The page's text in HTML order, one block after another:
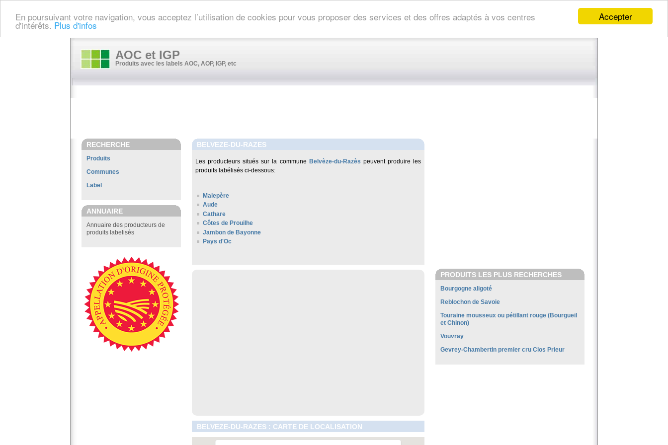
Accepter
En poursuivant votre navigation, vous acceptez l’utilisation de cookies pour vous proposer des services et des offres adaptés à vos centres
d'intérêts. Plus d'infos
AOC et IGP
Produits avec les labels AOC, AOP, IGP, etc
RECHERCHE
Produits
Communes
Label
ANNUAIRE
Annuaire des producteurs de
produits labelisés
BELVEZE-DU-RAZES
Les producteurs situés sur la commune Belvèze-du-Razès peuvent produire les
produits labélisés ci-dessous:
Malepère
Aude
Cathare
Côtes de Prouilhe
Jambon de Bayonne
Pays d'Oc
BELVEZE-DU-RAZES : CARTE DE LOCALISATION
PRODUITS LES PLUS RECHERCHES
Bourgogne aligoté
Reblochon de Savoie
Touraine mousseux ou pétillant rouge (Bourgueil
et Chinon)
Vouvray
Gevrey-Chambertin premier cru Clos Prieur